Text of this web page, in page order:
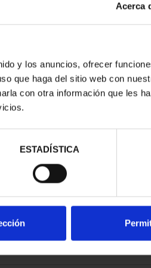
Acerca
y los anuncios, ofrecer
que haga del sitio web con
con otra información que les
ESTADÍSTICA